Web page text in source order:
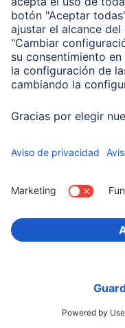
USB-C, USB-A, Rojo
00201714
Variantes: Tono del
19,99 EUR